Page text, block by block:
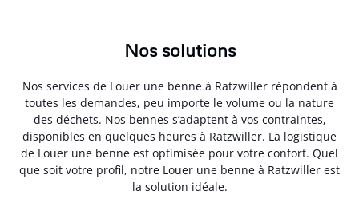
Nos solutions
Nos services de Louer une benne à Ratzwiller répondent à
toutes les demandes, peu importe le volume ou la nature
des déchets. Nos bennes s’adaptent à vos contraintes,
disponibles en quelques heures à Ratzwiller. La logistique
de Louer une benne est optimisée pour votre confort. Quel
que soit votre profil, notre Louer une benne à Ratzwiller est
la solution idéale.